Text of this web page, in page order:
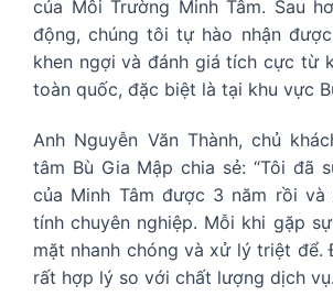
của Môi Trường Minh Tâm. Sau
động, chúng tôi tự hào nhận
khen ngợi và đánh giá tích cực từ
toàn quốc, đặc biệt là tại khu vực
Anh Nguyễn Văn Thành, chủ
tâm Bù Gia Mập chia sẻ: “Tôi đã
của Minh Tâm được 3 năm rồi
tính chuyên nghiệp. Mỗi khi gặp
mặt nhanh chóng và xử lý triệt để.
rất hợp lý so với chất lượng dịch